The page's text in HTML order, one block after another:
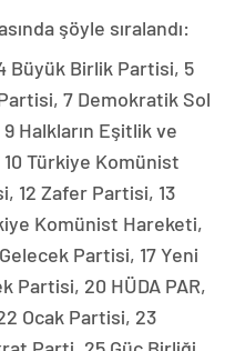
şöyle sıralandı:
Büyük Birlik Partisi, 5
7 Demokratik Sol
Halkların Eşitlik ve
Türkiye Komünist
12 Zafer Partisi, 13
Komünist Hareketi,
Partisi, 17 Yeni
Partisi, 20 HÜDA PAR,
Ocak Partisi, 23